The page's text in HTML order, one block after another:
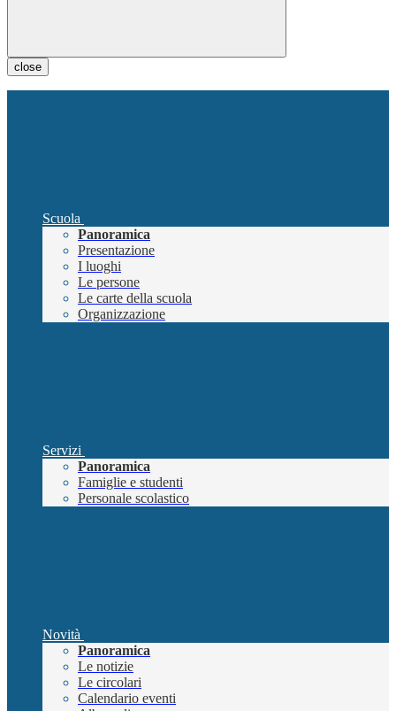
close
Scuola
Panoramica
Presentazione
I luoghi
Le persone
Le carte della scuola
Organizzazione
Servizi
Panoramica
Famiglie e studenti
Personale scolastico
Novità
Panoramica
Le notizie
Le circolari
Calendario eventi